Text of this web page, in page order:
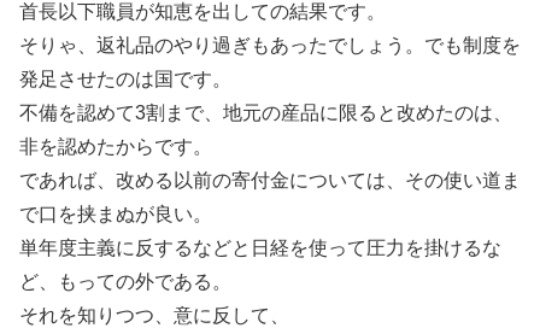
首長以下職員が知恵を出しての結果です。
そりゃ、返礼品のやり過ぎもあったでしょう。でも制度を
発足させたのは国です。
不備を認めて3割まで、地元の産品に限ると改めたのは、
非を認めたからです。
であれば、改める以前の寄付金については、その使い道ま
で口を挟まぬが良い。
単年度主義に反するなどと日経を使って圧力を掛けるな
ど、もっての外である。
それを知りつつ、意に反して、